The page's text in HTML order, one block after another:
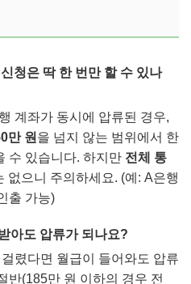
청은 딱 한 번만 할 수 있나
계좌가 동시에 압류된 경우,
만 원 을 넘지 않는 범위에서 한
수 있습니다. 하지만 전체 통
없으니 주의하세요. (예: A은행
출 가능)
아도 압류가 되나요?
렸다면 월급이 들어와도 압류
반(185만 원 이하의 경우 전